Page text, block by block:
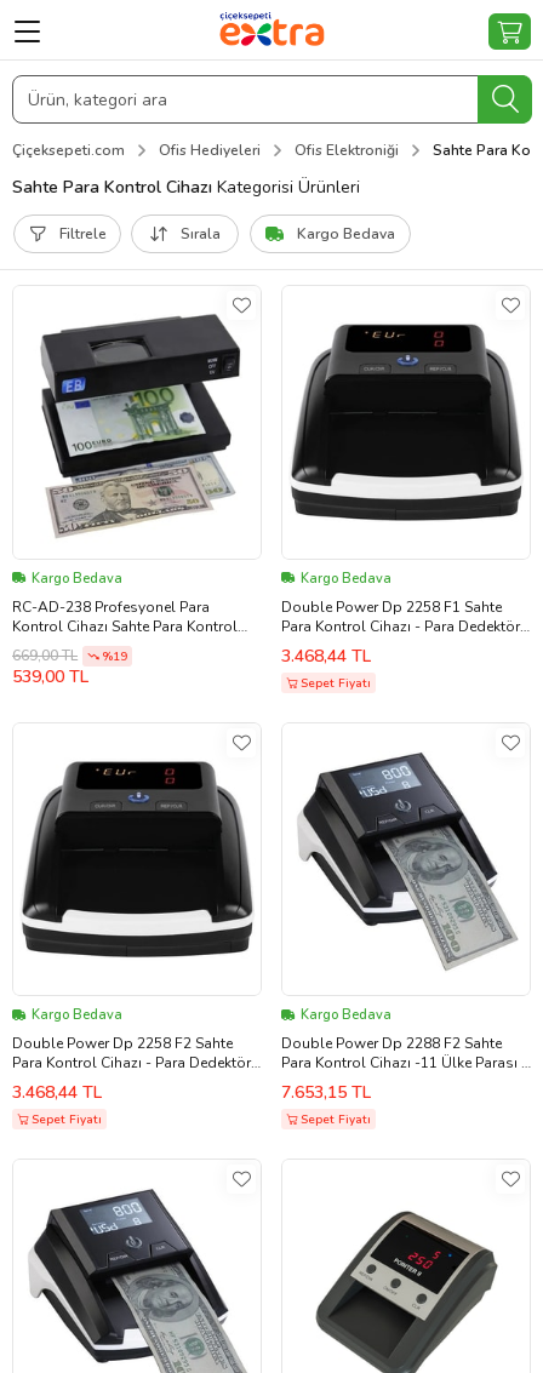
Çiçeksepeti.com Ofis Hediyeleri Ofis Elektroniği Sahte Para
Sahte Para Kontrol Cihazı Kategorisi Ürünleri
Filtrele Sırala Kargo Bedava
Kargo Bedava
RC-AD-238 Profesyonel Para
Kontrol Cihazı Sahte Para Kontrol
Cihazı
669,00 TL %19
539,00 TL
Kargo Bedava
Double Power Dp 2258 F1 Sahte
Para Kontrol Cihazı - Para Dedektörü
- TL - EURO - Yeni Sürüm - Türkiye
Ana Dağtıcısı
3.468,44 TL
Sepet Fiyatı
Kargo Bedava
Double Power Dp 2258 F2 Sahte
Para Kontrol Cihazı - Para Dedektörü
- TL - EURO - Yeni Sürüm - Türkiye
Ana Dağtıcısı
3.468,44 TL
Sepet Fiyatı
Kargo Bedava
Double Power Dp 2288 F2 Sahte
Para Kontrol Cihazı -11 Ülke Parası -
Türkiye Ana Dağtıcısı
7.653,15 TL
Sepet Fiyatı